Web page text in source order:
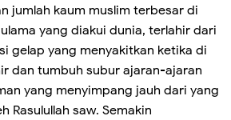
jumlah kaum muslim terbesar di
yang diakui dunia, terlahir dari
gelap yang menyakitkan ketika di
dan tumbuh subur ajaran-ajaran
yang menyimpang jauh dari yang
Rasulullah saw. Semakin